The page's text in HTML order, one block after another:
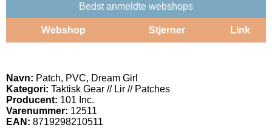
Bedst anmeldte webshops
Webshop Stjerner Link
Navn: Patch, PVC, Dream Girl
Kategori: Taktisk Gear // Lir // Patches
Producent: 101 Inc.
Varenummer: 12511
EAN: 8719298210511